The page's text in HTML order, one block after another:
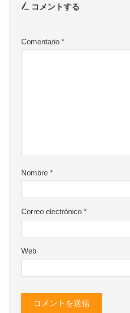
コメントする
Comentario*
Nombre*
Correo electrónico*
Web